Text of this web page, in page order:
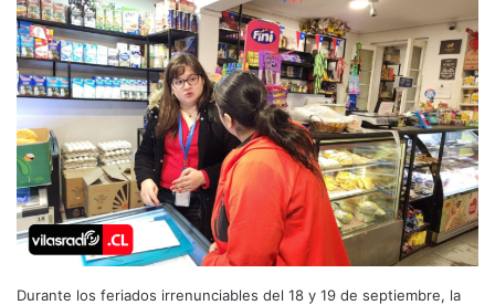
Durante los feriados irrenunciables del 18 y 19 de septiembre, la